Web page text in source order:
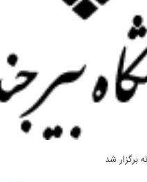
برگزار شد